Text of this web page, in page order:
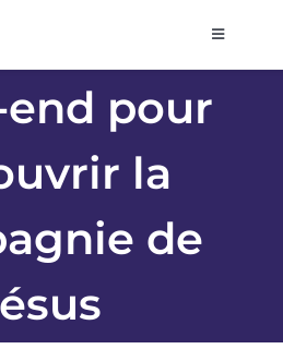
Toggle
pour
la
de